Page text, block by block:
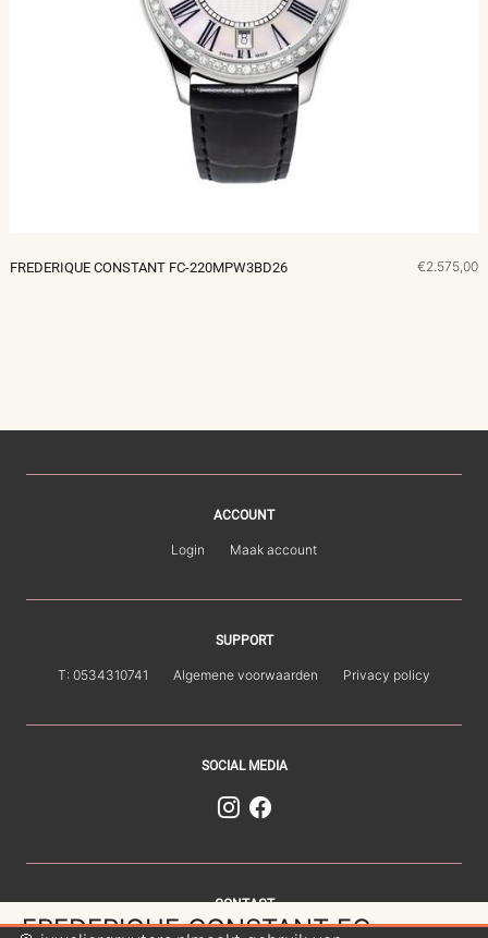
FREDERIQUE CONSTANT FC-
FREDERIQUE CONSTANT FC-220MPW3BD26 €2.575,00
ACCOUNT
Login Maak account
SUPPORT
T: 0534310741 Algemene voorwaarden Privacy policy
SOCIAL MEDIA
CONTACT